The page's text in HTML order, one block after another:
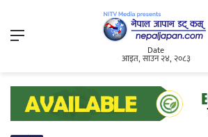
Menu
Date
आइत, साउन २४, २०८३